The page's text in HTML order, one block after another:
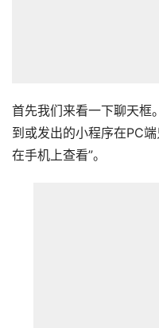
首先我们来看一下聊天框
到或发出的小程序在PC
在手机上查看”。